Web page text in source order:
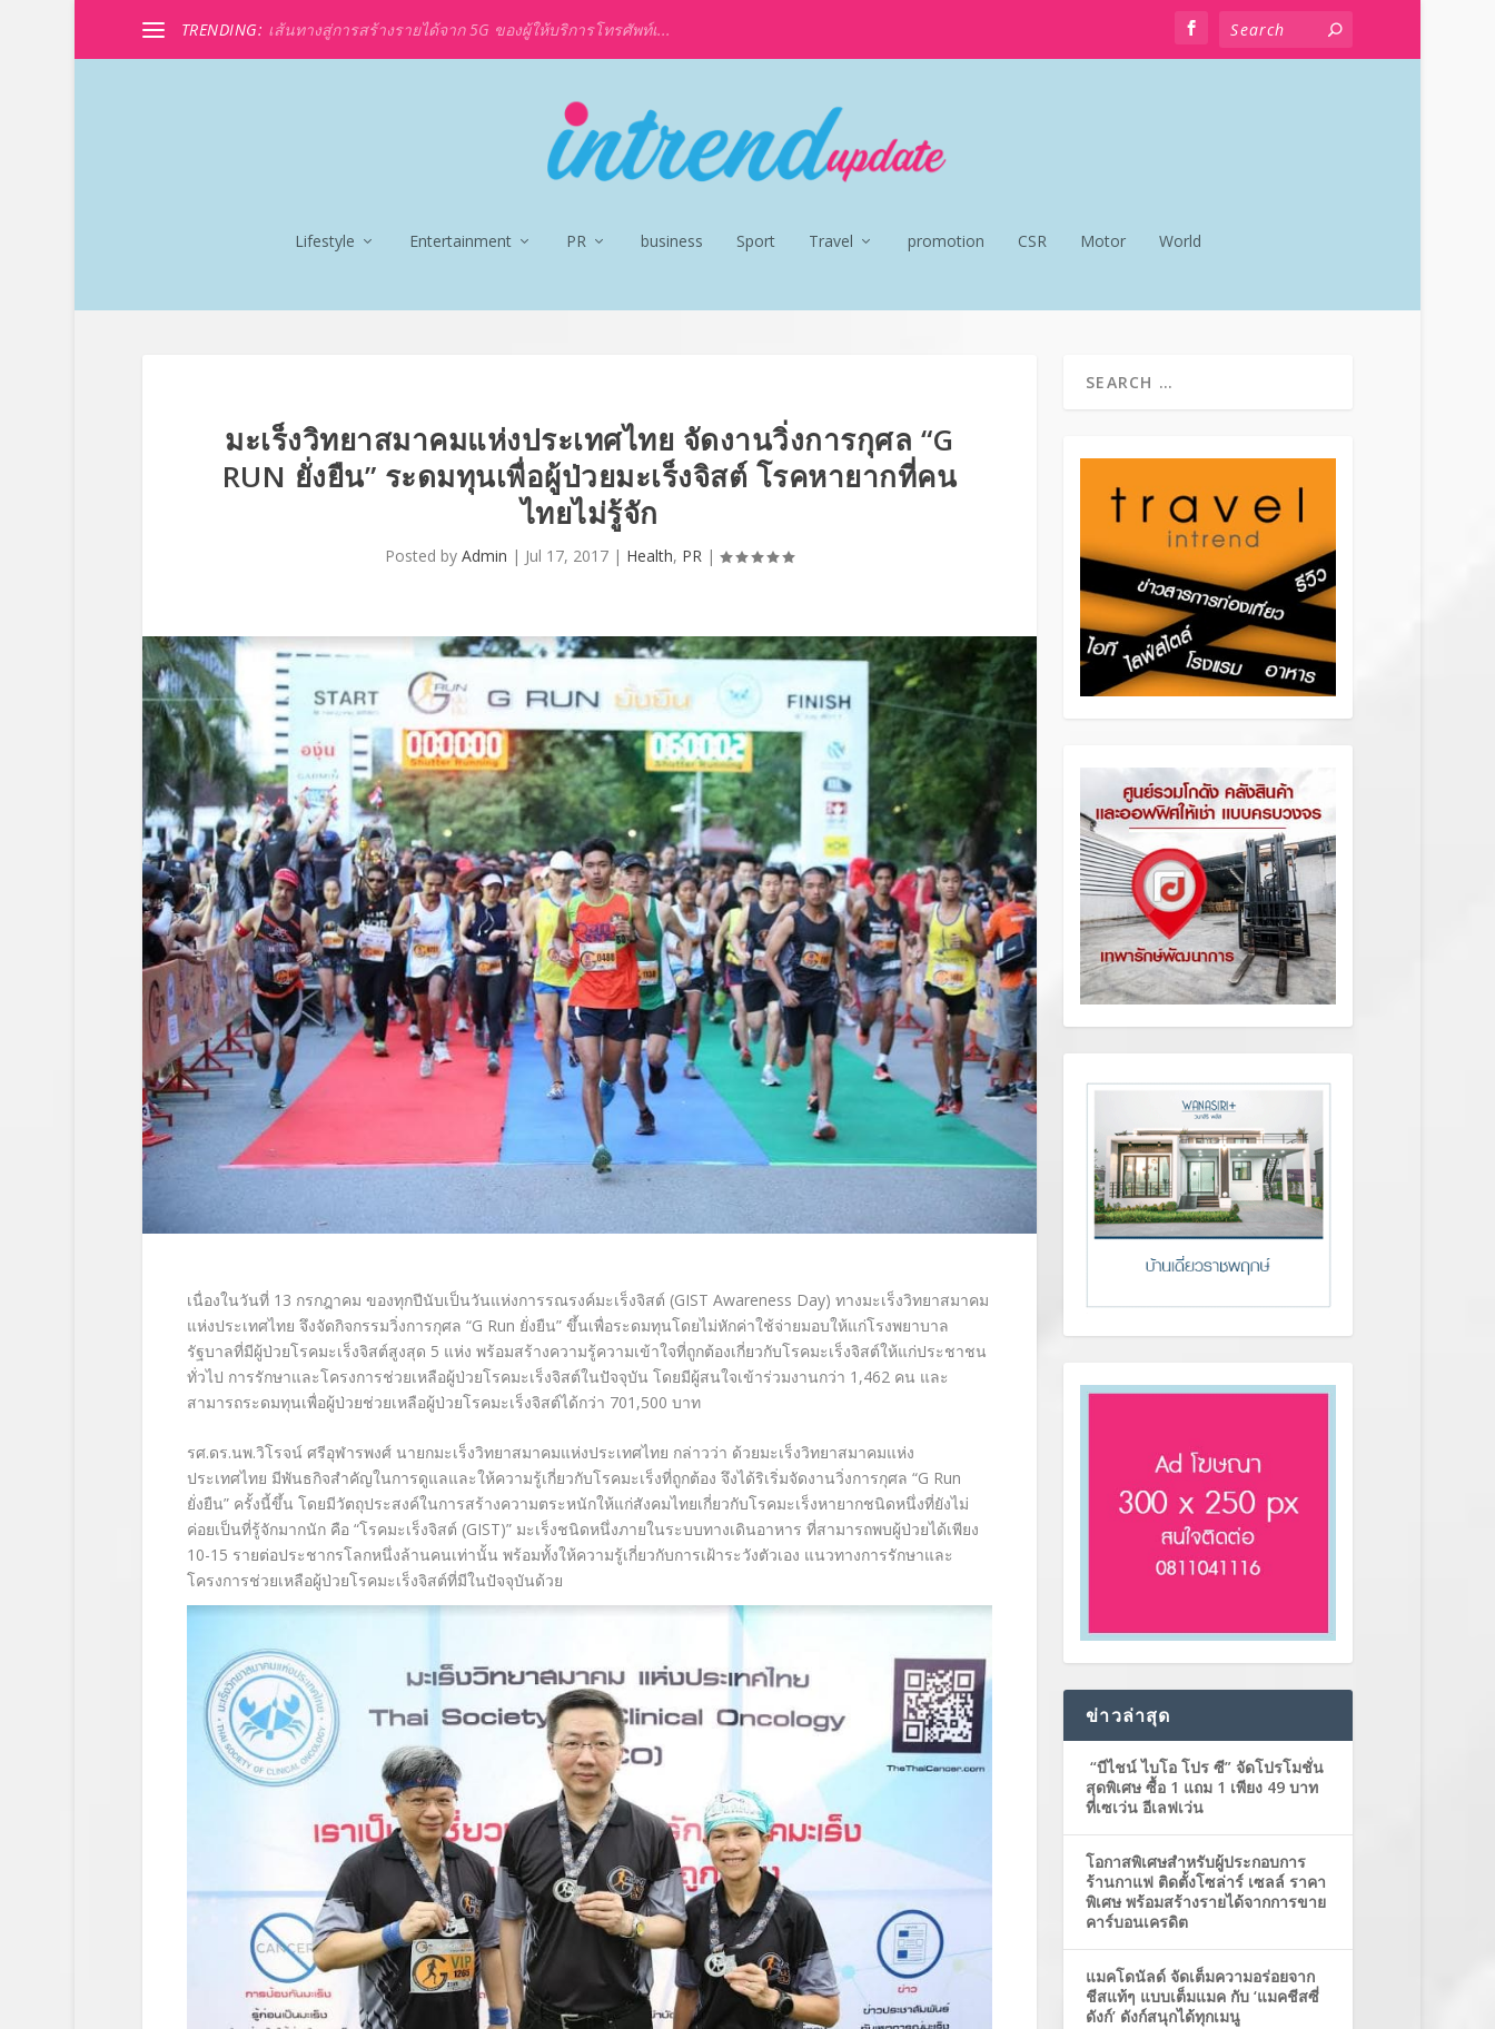
TRENDING: เส้นทางสู่การสร้างรายได้จาก 5G ของผู้ให้บริการโทรศัพท์เ...
Lifestyle Entertainment PR business Sport Travel promotion CSR Motor World
มะเร็งวิทยาสมาคมแห่งประเทศไทย จัดงานวิ่งการกุศล “G
RUN ยั่งยืน” ระดมทุนเพื่อผู้ป่วยมะเร็งจิสต์ โรคหายากที่คน
ไทยไม่รู้จัก
Posted byAdmin | Jul 17, 2017 | Health, PR |
เนื่องในวันที่ 13 กรกฎาคม ของทุกปีนับเป็นวันแห่งการรณรงค์มะเร็งจิสต์ (GIST Awareness Day) ทางมะเร็งวิทยาสมาคม
แห่งประเทศไทย จึงจัดกิจกรรมวิ่งการกุศล “G Run ยั่งยืน” ขึ้นเพื่อระดมทุนโดยไม่หักค่าใช้จ่ายมอบให้แก่โรงพยาบาล
รัฐบาลที่มีผู้ป่วยโรคมะเร็งจิสต์สูงสุด 5 แห่ง พร้อมสร้างความรู้ความเข้าใจที่ถูกต้องเกี่ยวกับโรคมะเร็งจิสต์ให้แก่ประชาชน
ทั่วไป การรักษาและโครงการช่วยเหลือผู้ป่วยโรคมะเร็งจิสต์ในปัจจุบัน โดยมีผู้สนใจเข้าร่วมงานกว่า 1,462 คน และ
สามารถระดมทุนเพื่อผู้ป่วยช่วยเหลือผู้ป่วยโรคมะเร็งจิสต์ได้กว่า 701,500 บาท
รศ.ดร.นพ.วิโรจน์ ศรีอุฬารพงศ์ นายกมะเร็งวิทยาสมาคมแห่งประเทศไทย กล่าวว่า ด้วยมะเร็งวิทยาสมาคมแห่ง
ประเทศไทย มีพันธกิจสำคัญในการดูแลและให้ความรู้เกี่ยวกับโรคมะเร็งที่ถูกต้อง จึงได้ริเริ่มจัดงานวิ่งการกุศล “G Run
ยั่งยืน” ครั้งนี้ขึ้น โดยมีวัตถุประสงค์ในการสร้างความตระหนักให้แก่สังคมไทยเกี่ยวกับโรคมะเร็งหายากชนิดหนึ่งที่ยังไม่
ค่อยเป็นที่รู้จักมากนัก คือ “โรคมะเร็งจิสต์ (GIST)” มะเร็งชนิดหนึ่งภายในระบบทางเดินอาหาร ที่สามารถพบผู้ป่วยได้เพียง
10-15 รายต่อประชากรโลกหนึ่งล้านคนเท่านั้น พร้อมทั้งให้ความรู้เกี่ยวกับการเฝ้าระวังตัวเอง แนวทางการรักษาและ
โครงการช่วยเหลือผู้ป่วยโรคมะเร็งจิสต์ที่มีในปัจจุบันด้วย
ข่าวล่าสุด
“บีไชน์ ไบโอ โปร ซี” จัดโปรโมชั่น
สุดพิเศษ ซื้อ 1 แถม 1 เพียง 49 บาท
ที่เซเว่น อีเลฟเว่น
โอกาสพิเศษสำหรับผู้ประกอบการ
ร้านกาแฟ ติดตั้งโซล่าร์ เซลล์ ราคา
พิเศษ พร้อมสร้างรายได้จากการขาย
คาร์บอนเครดิต
แมคโดนัลด์ จัดเต็มความอร่อยจาก
ชีสแท้ๆ แบบเต็มแมค กับ ‘แมคชีสซี่
ดังก์’ ดังก์สนุกได้ทุกเมนู